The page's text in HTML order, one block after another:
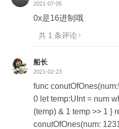
2021-07-05
0x是16进制哦
共 1 条评论
船长
2021-02-23
func conutOfOnes(num:UInt) ->
0 let temp:UInt = num while temp != 0 { count += Int
(temp) & 1 temp >> 1 } return count; } let check:Int =
conutOfOnes(num: